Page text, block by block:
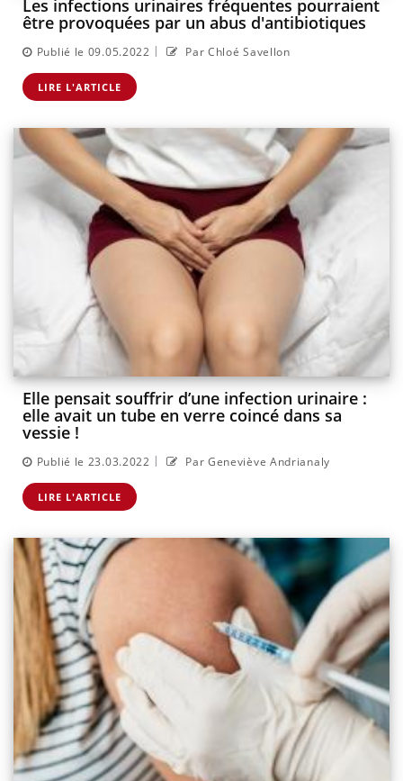
Les infections urinaires fréquentes pourraient
être provoquées par un abus d'antibiotiques
Publié le 09.05.2022 | Par Chloé Savellon
LIRE L'ARTICLE
Elle pensait souffrir d’une infection urinaire :
elle avait un tube en verre coincé dans sa
vessie !
Publié le 23.03.2022 | Par Geneviève Andrianaly
LIRE L'ARTICLE